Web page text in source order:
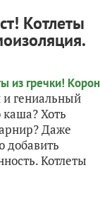
Котлеты
и гениальный
каша? Хоть
Даже
добавить
Котлеты